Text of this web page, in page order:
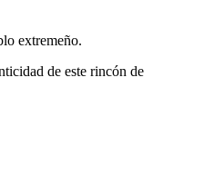
extremeño.
de este rincón de